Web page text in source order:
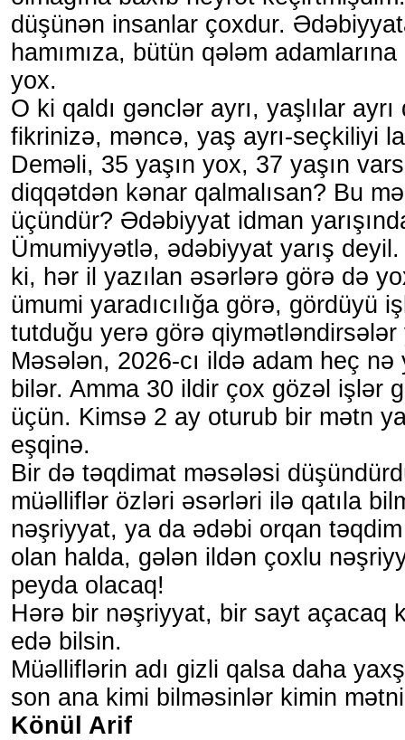
düşünən insanlar çoxdur.
hamımıza, bütün qələm
yox.
O ki qaldı gənclər ayrı, yaşlılar
fikrinizə, məncə, yaş ayrı-seçkiliyi
Deməli, 35 yaşın yox, 37 yaşın
diqqətdən kənar qalmalısan? Bu
üçündür? Ədəbiyyat idman
Ümumiyyətlə, ədəbiyyat yarış
ki, hər il yazılan əsərlərə görə də
ümumi yaradıcılığa görə, gördüyü
tutduğu yerə görə qiymətləndirsələr
Məsələn, 2026-cı ildə adam heç nə
bilər. Amma 30 ildir çox gözəl işlər
üçün. Kimsə 2 ay oturub bir mətn
eşqinə.
Bir də təqdimat məsələsi
müəlliflər özləri əsərləri ilə qatıla
nəşriyyat, ya da ədəbi orqan
olan halda, gələn ildən çoxlu
peyda olacaq!
Hərə bir nəşriyyat, bir sayt açacaq
edə bilsin.
Müəlliflərin adı gizli qalsa daha
son ana kimi bilməsinlər kimin
Könül Arif